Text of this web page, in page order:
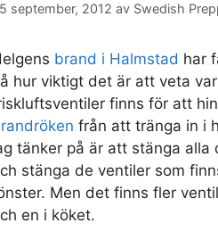
september, 2012 av Swedish
brand i Halmstad har
hur viktigt det är att veta
finns för att
från att tränga in i
tänker på är att stänga alla
stänga de ventiler som
Men det finns fler
en i köket.